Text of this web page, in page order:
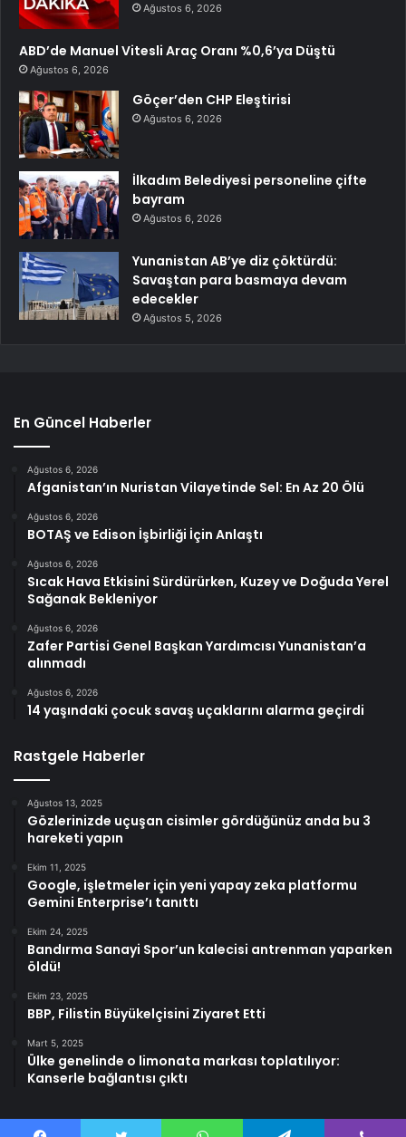
Ağustos 6, 2026
ABD’de Manuel Vitesli Araç Oranı %0,6’ya Düştü
Ağustos 6, 2026
Göçer’den CHP Eleştirisi
Ağustos 6, 2026
İlkadım Belediyesi personeline çifte
bayram
Ağustos 6, 2026
Yunanistan AB’ye diz çöktürdü:
Savaştan para basmaya devam
edecekler
Ağustos 5, 2026
En Güncel Haberler
Ağustos 6, 2026
Afganistan’ın Nuristan Vilayetinde Sel: En Az 20 Ölü
Ağustos 6, 2026
BOTAŞ ve Edison İşbirliği İçin Anlaştı
Ağustos 6, 2026
Sıcak Hava Etkisini Sürdürürken, Kuzey ve Doğuda Yerel
Sağanak Bekleniyor
Ağustos 6, 2026
Zafer Partisi Genel Başkan Yardımcısı Yunanistan’a
alınmadı
Ağustos 6, 2026
14 yaşındaki çocuk savaş uçaklarını alarma geçirdi
Rastgele Haberler
Ağustos 13, 2025
Gözlerinizde uçuşan cisimler gördüğünüz anda bu 3
hareketi yapın
Ekim 11, 2025
Google, işletmeler için yeni yapay zeka platformu
Gemini Enterprise’ı tanıttı
Ekim 24, 2025
Bandırma Sanayi Spor’un kalecisi antrenman yaparken
öldü!
Ekim 23, 2025
BBP, Filistin Büyükelçisini Ziyaret Etti
Mart 5, 2025
Ülke genelinde o limonata markası toplatılıyor:
Kanserle bağlantısı çıktı